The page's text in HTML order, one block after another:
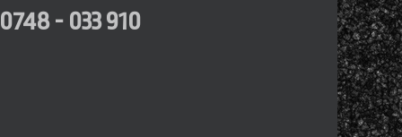
0748 - 033 910